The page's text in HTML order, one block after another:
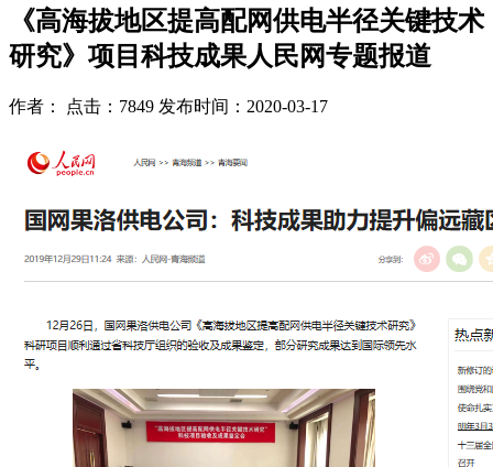
《高海拔地区提高配网供电半径关键技术
研究》项目科技成果人民网专题报道
作者： 点击：7849 发布时间：2020-03-17